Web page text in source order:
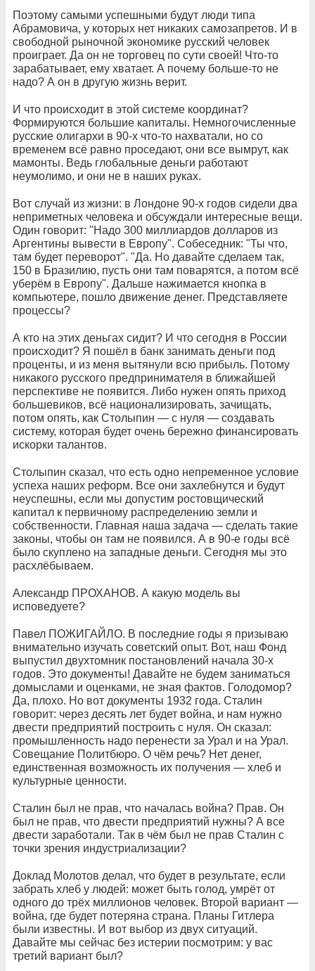
Поэтому самыми успешными будут люди типа
Абрамовича, у которых нет никаких самозапретов. И в
свободной рыночной экономике русский человек
проиграет. Да он не торговец по сути своей! Что-то
зарабатывает, ему хватает. А почему больше-то не
надо? А он в другую жизнь верит.
И что происходит в этой системе координат?
Формируются большие капиталы. Немногочисленные
русские олигархи в 90-х что-то нахватали, но со
временем всё равно проседают, они все вымрут, как
мамонты. Ведь глобальные деньги работают
неумолимо, и они не в наших руках.
Вот случай из жизни: в Лондоне 90-х годов сидели два
неприметных человека и обсуждали интересные вещи.
Один говорит: "Надо 300 миллиардов долларов из
Аргентины вывести в Европу". Собеседник: "Ты что,
там будет переворот". "Да. Но давайте сделаем так,
150 в Бразилию, пусть они там поварятся, а потом всё
уберём в Европу". Дальше нажимается кнопка в
компьютере, пошло движение денег. Представляете
процессы?
А кто на этих деньгах сидит? И что сегодня в России
происходит? Я пошёл в банк занимать деньги под
проценты, и из меня вытянули всю прибыль. Потому
никакого русского предпринимателя в ближайшей
перспективе не появится. Либо нужен опять приход
большевиков, всё национализировать, зачищать,
потом опять, как Столыпин — с нуля — создавать
систему, которая будет очень бережно финансировать
искорки талантов.
Столыпин сказал, что есть одно непременное условие
успеха наших реформ. Все они захлебнутся и будут
неуспешны, если мы допустим ростовщический
капитал к первичному распределению земли и
собственности. Главная наша задача — сделать такие
законы, чтобы он там не появился. А в 90-е годы всё
было скуплено на западные деньги. Сегодня мы это
расхлёбываем.
Александр ПРОХАНОВ. А какую модель вы
исповедуете?
Павел ПОЖИГАЙЛО. В последние годы я призываю
внимательно изучать советский опыт. Вот, наш Фонд
выпустил двухтомник постановлений начала 30-х
годов. Это документы! Давайте не будем заниматься
домыслами и оценками, не зная фактов. Голодомор?
Да, плохо. Но вот документы 1932 года. Сталин
говорит: через десять лет будет вой­на, и нам нужно
двести предприятий построить с нуля. Он сказал:
промышленность надо перенести за Урал и на Урал.
Совещание Политбюро. О чём речь? Нет денег,
единственная возможность их получения — хлеб и
культурные ценности.
Сталин был не прав, что началась война? Прав. Он
был не прав, что двести предприятий нужны? А все
двести заработали. Так в чём был не прав Сталин с
точки зрения индустриализации?
Доклад Молотов делал, что будет в результате, если
забрать хлеб у людей: может быть голод, умрёт от
одного до трёх миллионов человек. Второй вариант —
война, где будет потеряна страна. Планы Гитлера
были известны. И вот выбор из двух ситуаций.
Давайте мы сейчас без истерии посмотрим: у вас
третий вариант был?